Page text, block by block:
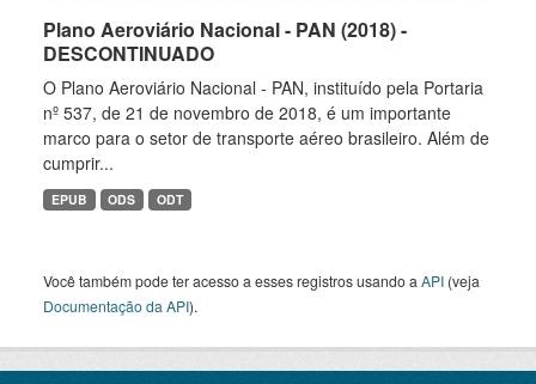
Plano Aeroviário Nacional - PAN (2018) -
DESCONTINUADO
O Plano Aeroviário Nacional - PAN, instituído pela Portaria
nº 537, de 21 de novembro de 2018, é um importante
marco para o setor de transporte aéreo brasileiro. Além de
cumprir...
EPUB ODS ODT
Você também pode ter acesso a esses registros usando a API (veja
Documentação da API).